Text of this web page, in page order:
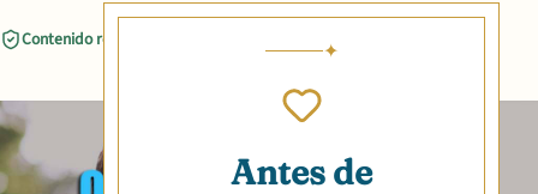
Contenido revisado
Antes de